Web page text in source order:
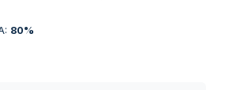
: 80%